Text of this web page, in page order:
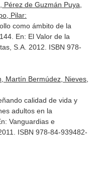
de Guzmán Puya,
Pilar:
como ámbito de la
En: El Valor de la
S.A. 2012. ISBN 978-
Martín Bermúdez, Nieves,
calidad de vida y
adultos en la
Vanguardias e
ISBN 978-84-939482-